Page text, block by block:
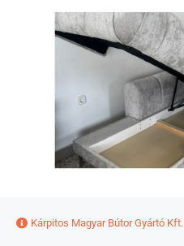
Kárpitos Magyar Bútor Gyártó Kft.